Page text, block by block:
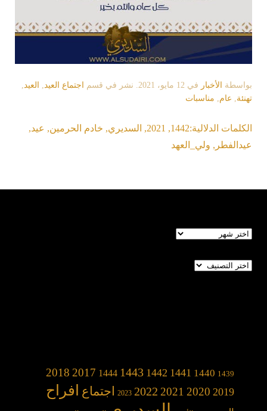
بواسطة الأخبار في 12 مايو، 2021 . نشر في قسم اجتماع العيد, العيد,
تهنئة, عام, مناسبات
الكلمات الدلالية:1442
,
2021
, السديري, خادم الحرمين, عيد,
عيدالفطر , ولي_العهد
الأرشيف
تصنيفات
1439
1440
1441
1442
1443
1444
2017
2018
2019
2020
2021
2022
2023 اجتماع افراح